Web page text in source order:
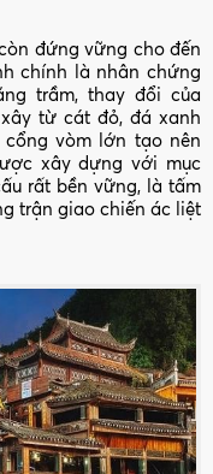
đứng vững cho đến
chính là nhân chứng
trầm, thay đổi của
từ cát đỏ, đá xanh
vòm lớn tạo nên
xây dựng với mục
rất bền vững, là tấm
trận giao chiến ác liệt